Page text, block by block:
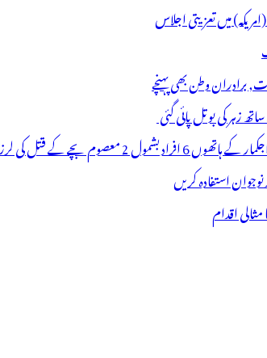
میں تعزیتی اجلاس
برادران وطن بھی پہنچے
قتل کی لرزہ خیز واردات